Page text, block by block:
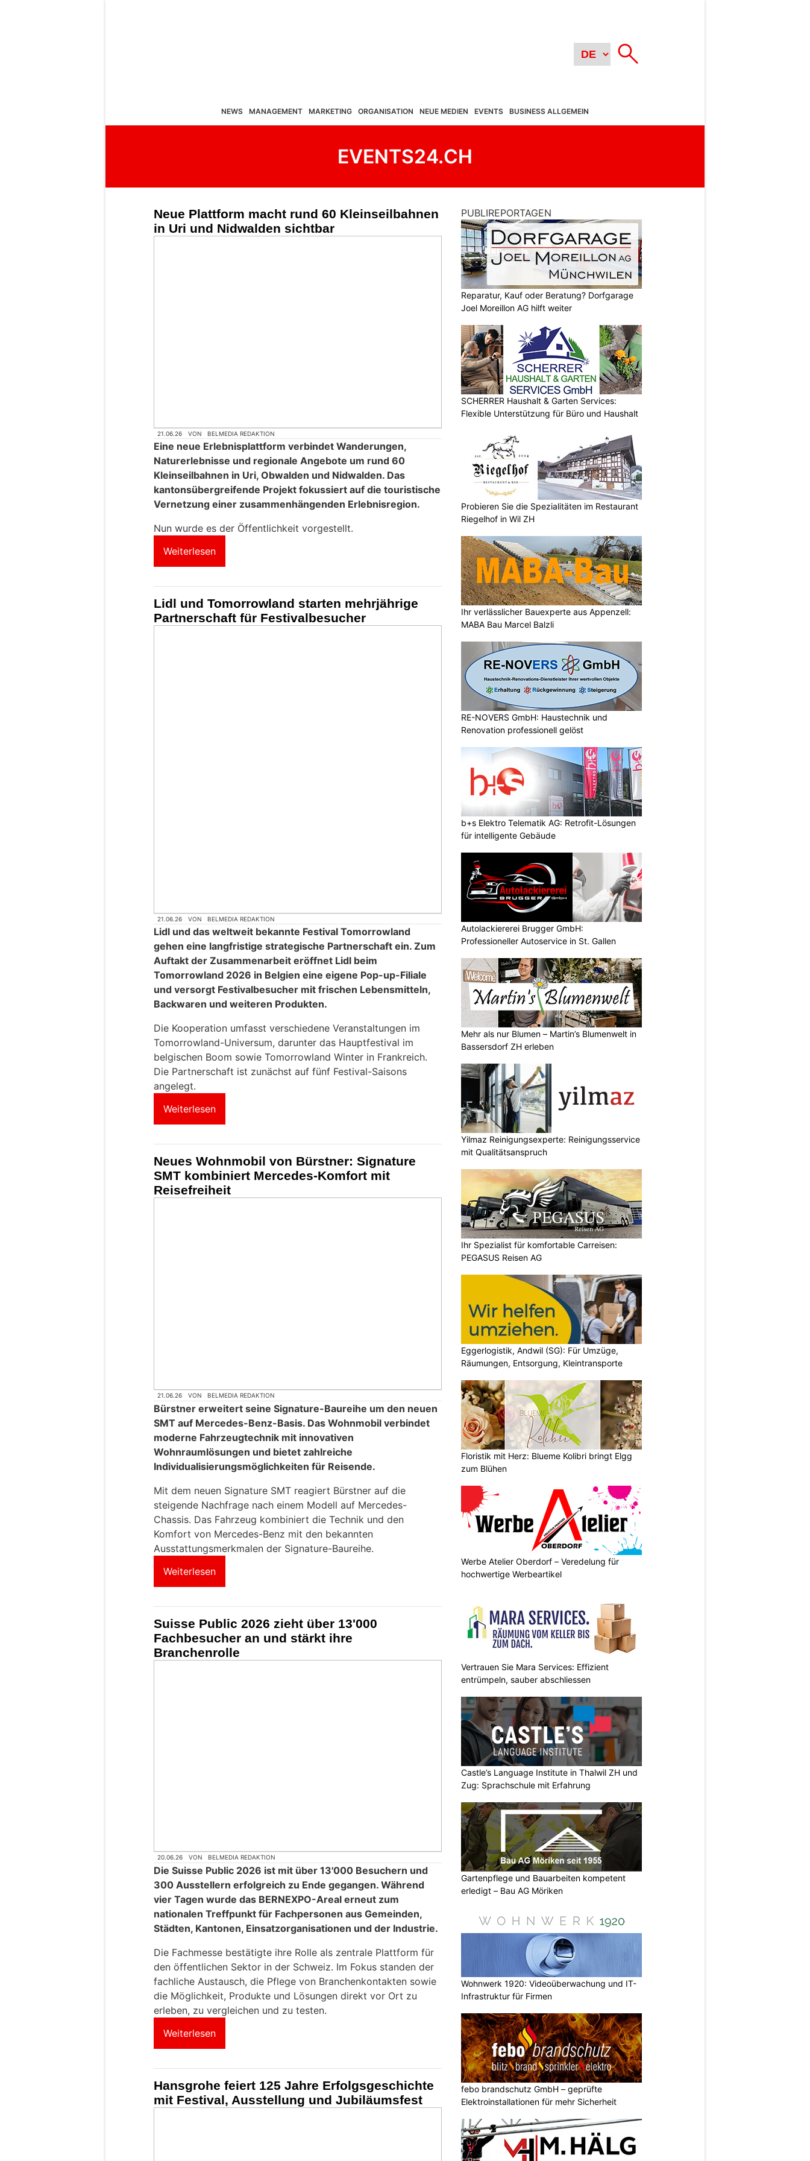
NEWS MANAGEMENT MARKETING ORGANISATION NEUE MEDIEN EVENTS BUSINESS ALLGEMEIN
EVENTS24.CH
Neue Plattform macht rund 60 Kleinseilbahnen
in Uri und Nidwalden sichtbar
21.06.26 VON BELMEDIA REDAKTION
Eine neue Erlebnisplattform verbindet Wanderungen,
Naturerlebnisse und regionale Angebote um rund 60
Kleinseilbahnen in Uri, Obwalden und Nidwalden. Das
kantonsübergreifende Projekt fokussiert auf die touristische
Vernetzung einer zusammenhängenden Erlebnisregion.
Nun wurde es der Öffentlichkeit vorgestellt.
Weiterlesen
Lidl und Tomorrowland starten mehrjährige
Partnerschaft für Festivalbesucher
21.06.26 VON BELMEDIA REDAKTION
Lidl und das weltweit bekannte Festival Tomorrowland
gehen eine langfristige strategische Partnerschaft ein. Zum
Auftakt der Zusammenarbeit eröffnet Lidl beim
Tomorrowland 2026 in Belgien eine eigene Pop-up-Filiale
und versorgt Festivalbesucher mit frischen Lebensmitteln,
Backwaren und weiteren Produkten.
Die Kooperation umfasst verschiedene Veranstaltungen im
Tomorrowland-Universum, darunter das Hauptfestival im
belgischen Boom sowie Tomorrowland Winter in Frankreich.
Die Partnerschaft ist zunächst auf fünf Festival-Saisons
angelegt.
Weiterlesen
Neues Wohnmobil von Bürstner: Signature
SMT kombiniert Mercedes-Komfort mit
Reisefreiheit
21.06.26 VON BELMEDIA REDAKTION
Bürstner erweitert seine Signature-Baureihe um den neuen
SMT auf Mercedes-Benz-Basis. Das Wohnmobil verbindet
moderne Fahrzeugtechnik mit innovativen
Wohnraumlösungen und bietet zahlreiche
Individualisierungsmöglichkeiten für Reisende.
Mit dem neuen Signature SMT reagiert Bürstner auf die
steigende Nachfrage nach einem Modell auf Mercedes-
Chassis. Das Fahrzeug kombiniert die Technik und den
Komfort von Mercedes-Benz mit den bekannten
Ausstattungsmerkmalen der Signature-Baureihe.
Weiterlesen
Suisse Public 2026 zieht über 13'000
Fachbesucher an und stärkt ihre
Branchenrolle
20.06.26 VON BELMEDIA REDAKTION
Die Suisse Public 2026 ist mit über 13'000 Besuchern und
300 Ausstellern erfolgreich zu Ende gegangen. Während
vier Tagen wurde das BERNEXPO-Areal erneut zum
nationalen Treffpunkt für Fachpersonen aus Gemeinden,
Städten, Kantonen, Einsatzorganisationen und der Industrie.
Die Fachmesse bestätigte ihre Rolle als zentrale Plattform für
den öffentlichen Sektor in der Schweiz. Im Fokus standen der
fachliche Austausch, die Pflege von Branchenkontakten sowie
die Möglichkeit, Produkte und Lösungen direkt vor Ort zu
erleben, zu vergleichen und zu testen.
Weiterlesen
Hansgrohe feiert 125 Jahre Erfolgsgeschichte
mit Festival, Ausstellung und Jubiläumsfest
PUBLIREPORTAGEN
Reparatur, Kauf oder Beratung? Dorfgarage
Joel Moreillon AG hilft weiter
SCHERRER Haushalt & Garten Services:
Flexible Unterstützung für Büro und Haushalt
Probieren Sie die Spezialitäten im Restaurant
Riegelhof in Wil ZH
Ihr verlässlicher Bauexperte aus Appenzell:
MABA Bau Marcel Balzli
RE-NOVERS GmbH: Haustechnik und
Renovation professionell gelöst
b+s Elektro Telematik AG: Retrofit-Lösungen
für intelligente Gebäude
Autolackiererei Brugger GmbH:
Professioneller Autoservice in St. Gallen
Mehr als nur Blumen – Martin’s Blumenwelt in
Bassersdorf ZH erleben
Yilmaz Reinigungsexperte: Reinigungsservice
mit Qualitätsanspruch
Ihr Spezialist für komfortable Carreisen:
PEGASUS Reisen AG
Eggerlogistik, Andwil (SG): Für Umzüge,
Räumungen, Entsorgung, Kleintransporte
Floristik mit Herz: Blueme Kolibri bringt Elgg
zum Blühen
Werbe Atelier Oberdorf – Veredelung für
hochwertige Werbeartikel
Vertrauen Sie Mara Services: Effizient
entrümpeln, sauber abschliessen
Castle’s Language Institute in Thalwil ZH und
Zug: Sprachschule mit Erfahrung
Gartenpflege und Bauarbeiten kompetent
erledigt – Bau AG Möriken
Wohnwerk 1920: Videoüberwachung und IT-
Infrastruktur für Firmen
febo brandschutz GmbH – geprüfte
Elektroinstallationen für mehr Sicherheit